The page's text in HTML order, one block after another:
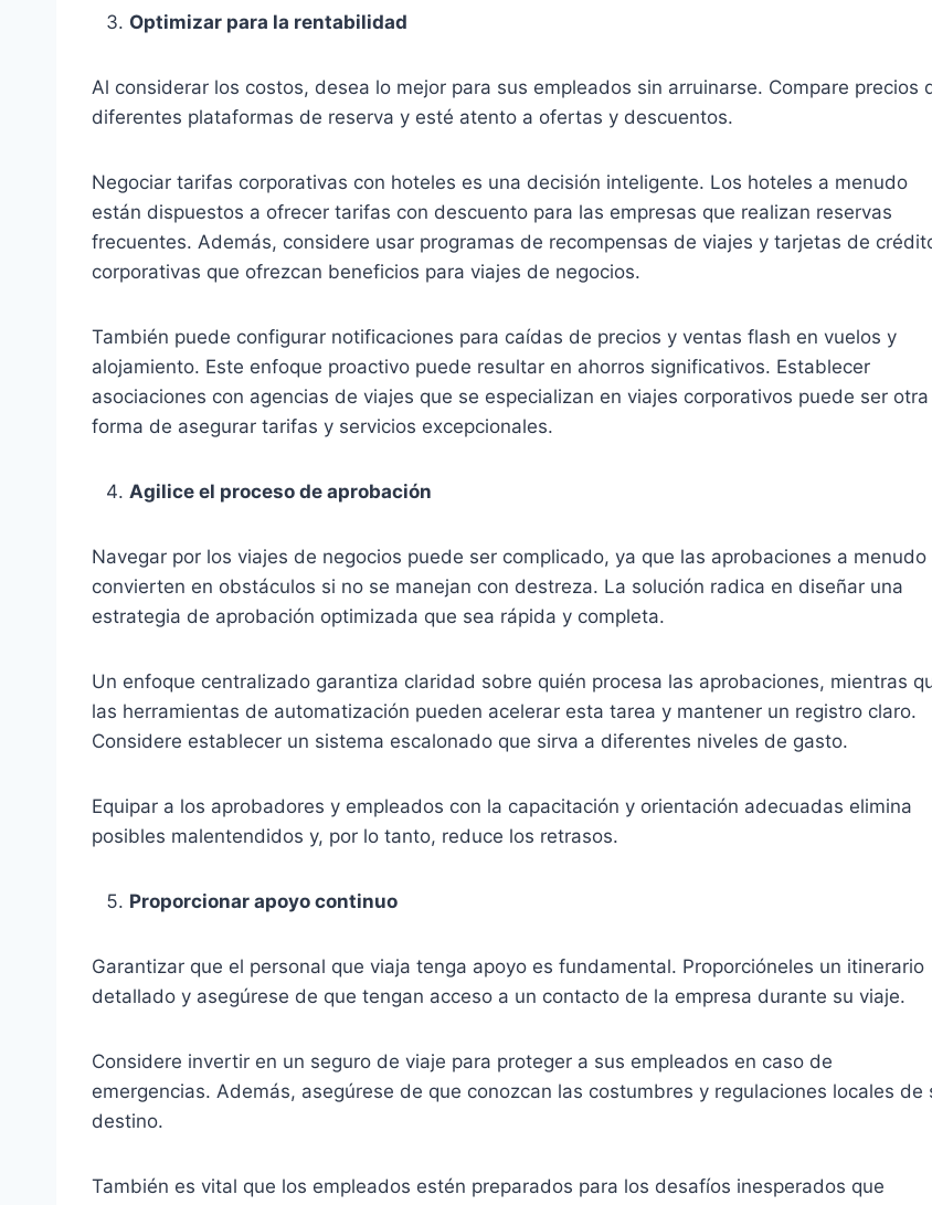
Optimizar para la rentabilidad
Al considerar los costos, desea lo mejor para sus empleados sin arruinarse. Compare precios
diferentes plataformas de reserva y esté atento a ofertas y descuentos.
Negociar tarifas corporativas con hoteles es una decisión inteligente. Los hoteles a menudo
están dispuestos a ofrecer tarifas con descuento para las empresas que realizan reservas
frecuentes. Además, considere usar programas de recompensas de viajes y tarjetas de
corporativas que ofrezcan beneficios para viajes de negocios.
También puede configurar notificaciones para caídas de precios y ventas flash en vuelos y
alojamiento. Este enfoque proactivo puede resultar en ahorros significativos. Establecer
asociaciones con agencias de viajes que se especializan en viajes corporativos puede ser otra
forma de asegurar tarifas y servicios excepcionales.
Agilice el proceso de aprobación
Navegar por los viajes de negocios puede ser complicado, ya que las aprobaciones a menudo
convierten en obstáculos si no se manejan con destreza. La solución radica en diseñar una
estrategia de aprobación optimizada que sea rápida y completa.
Un enfoque centralizado garantiza claridad sobre quién procesa las aprobaciones, mientras
las herramientas de automatización pueden acelerar esta tarea y mantener un registro claro.
Considere establecer un sistema escalonado que sirva a diferentes niveles de gasto.
Equipar a los aprobadores y empleados con la capacitación y orientación adecuadas elimina
posibles malentendidos y, por lo tanto, reduce los retrasos.
Proporcionar apoyo continuo
Garantizar que el personal que viaja tenga apoyo es fundamental. Proporcióneles un itinerario
detallado y asegúrese de que tengan acceso a un contacto de la empresa durante su viaje.
Considere invertir en un seguro de viaje para proteger a sus empleados en caso de
emergencias. Además, asegúrese de que conozcan las costumbres y regulaciones locales de
destino.
También es vital que los empleados estén preparados para los desafíos inesperados que